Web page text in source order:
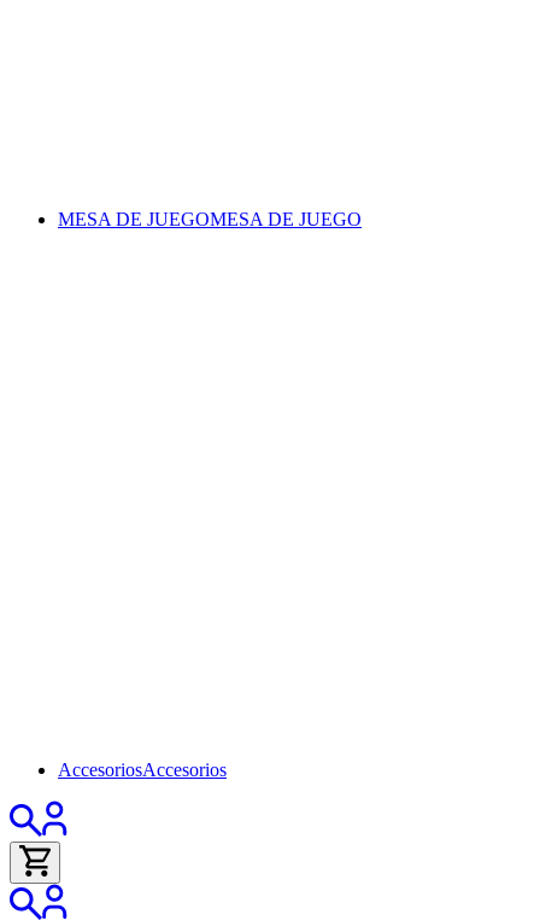
MESA DE JUEGOMESA DE JUEGO
AccesoriosAccesorios